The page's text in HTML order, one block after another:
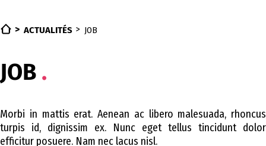
ACTUALITÉS JOB
JOB
Morbi in mattis erat. Aenean ac libero malesuada, rhoncus
turpis id, dignissim ex. Nunc eget tellus tincidunt dolor
efficitur posuere. Nam nec lacus nisl.